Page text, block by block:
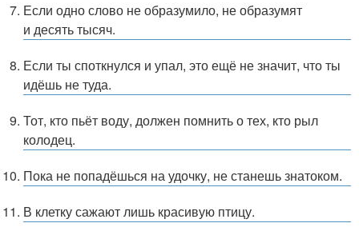
Если одно слово не образумило, не образумят
и десять тысяч.
Если ты споткнулся и упал, это ещё не значит, что ты
идёшь не туда.
Тот, кто пьёт воду, должен помнить о тех, кто рыл
колодец.
Пока не попадёшься на удочку, не станешь знатоком.
В клетку сажают лишь красивую птицу.